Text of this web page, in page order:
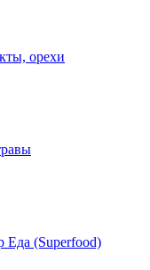
орехи
Еда (Superfood)